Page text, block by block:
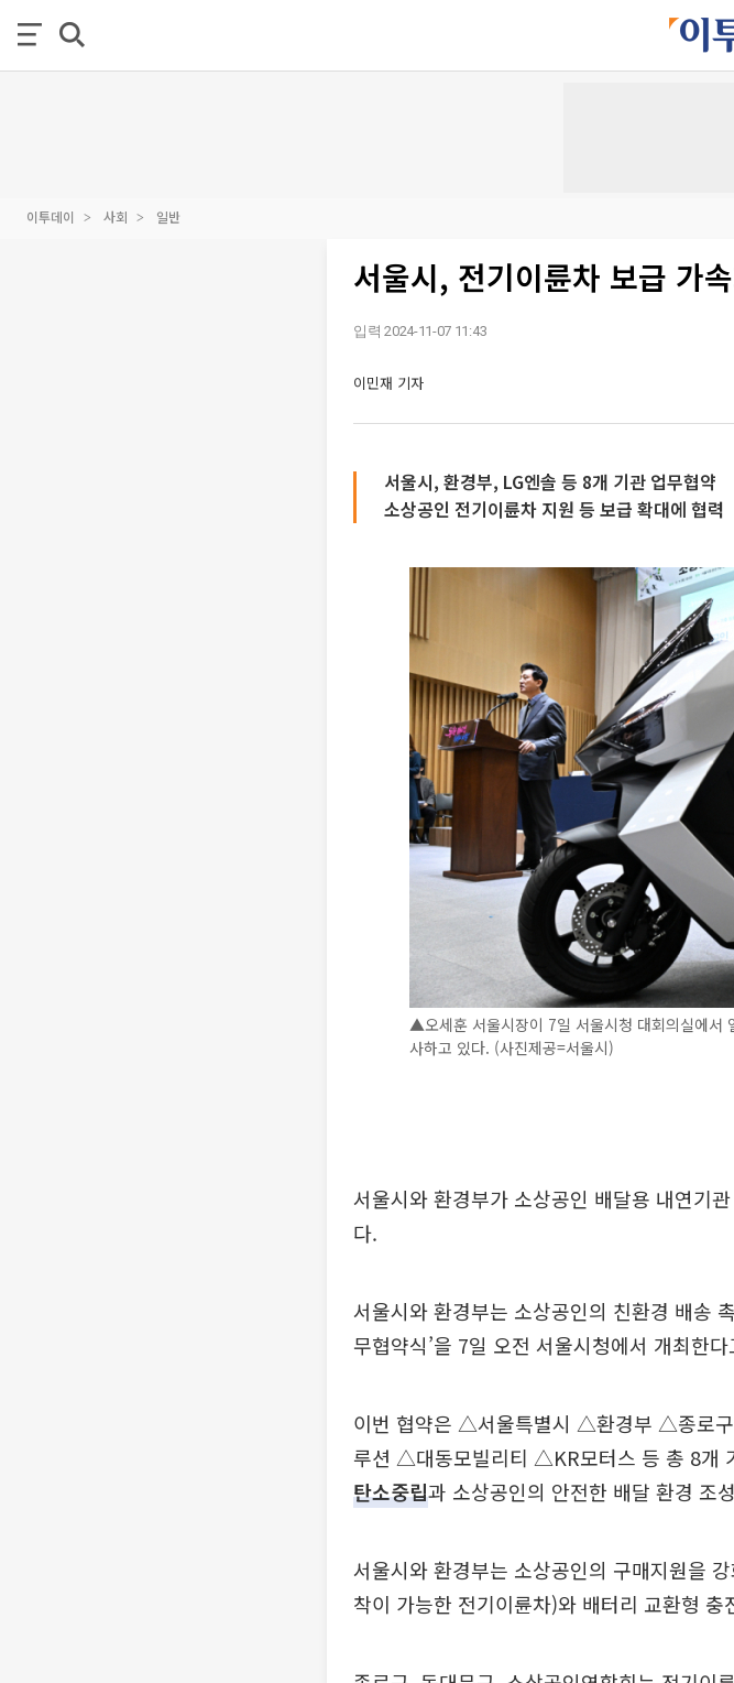
이투데이 사회 일반
서울시, 전기이륜차 보급 가
입력 2024-11-07 11:43
이민재 기자
서울시, 환경부, LG엔솔 등 8개 기관 업무협약
소상공인 전기이륜차 지원 등 보급 확대에 협력
▲오세훈 서울시장이 7일 서울시청 대회의실에서
사하고 있다. (사진제공=서울시)
서울시와 환경부가 소상공인 배달용 내연기
다.
서울시와 환경부는 소상공인의 친환경 배송
무협약식’을 7일 오전 서울시청에서 개최한
이번 협약은 △서울특별시 △환경부 △종로
루션 △대동모빌리티 △KR모터스 등 총 8개
탄소중립과 소상공인의 안전한 배달 환경 조
서울시와 환경부는 소상공인의 구매지원을
착이 가능한 전기이륜차)와 배터리 교환형